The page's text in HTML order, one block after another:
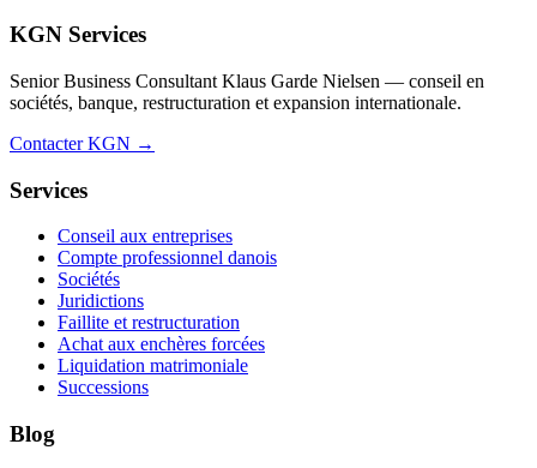
KGN Services
Senior Business Consultant Klaus Garde Nielsen — conseil en
sociétés, banque, restructuration et expansion internationale.
Contacter KGN →
Services
Conseil aux entreprises
Compte professionnel danois
Sociétés
Juridictions
Faillite et restructuration
Achat aux enchères forcées
Liquidation matrimoniale
Successions
Blog